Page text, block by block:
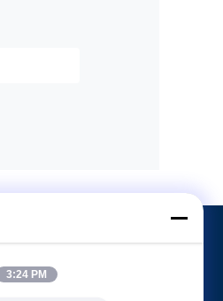
i migliori prodotti
3:24 PM